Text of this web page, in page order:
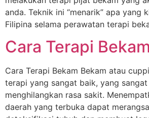
anda. Teknik ini “menarik” apa yang
Filipina selama perawatan terapi
Cara Terapi Bekam
Cara Terapi Bekam Bekam atau
terapi yang sangat baik, yang
menghilangkan rasa sakit.
daerah yang terbuka dapat